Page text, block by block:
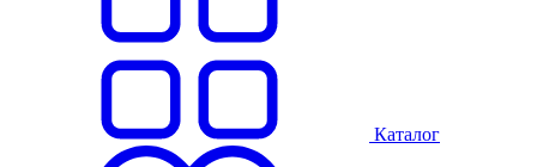
Каталог